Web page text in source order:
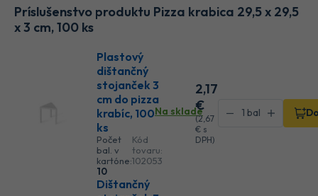
Príslušenstvo produktu Pizza krabica 29,5 x 29,5
x 3 cm, 100 ks
Plastový
dištančný
stojanček 3
cm do pizza
krabíc, 100
ks
Počet
bal. v
kartóne:
10
Kód
tovaru:
102053
Na sklade
2,17
€
(2,67
€ s
DPH)
Dištančný